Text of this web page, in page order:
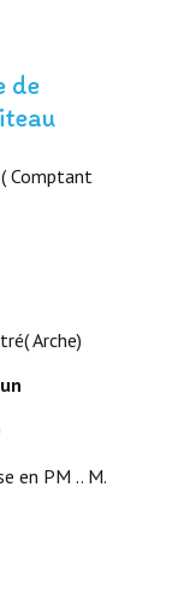
de
Comptant
Arche)
en PM .. M.